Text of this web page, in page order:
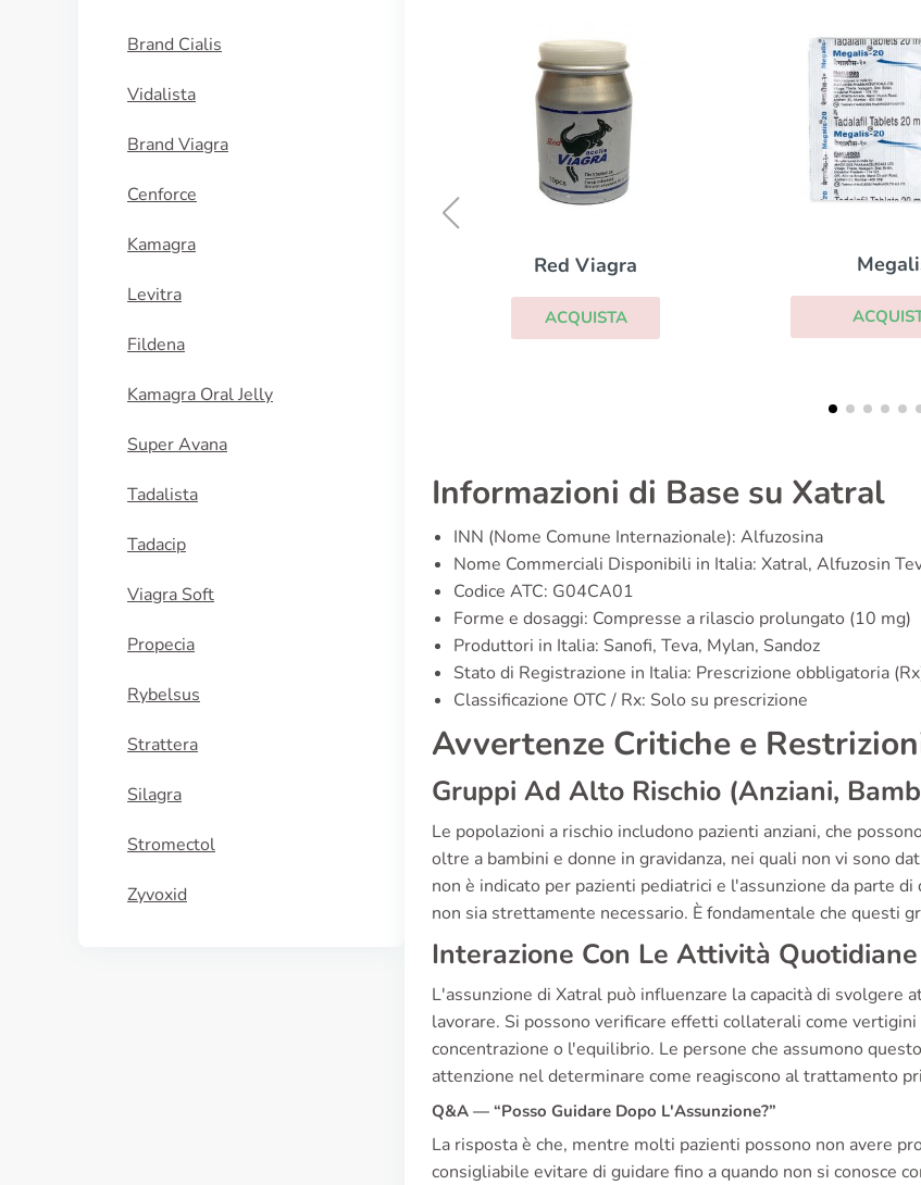
Brand Cialis
Vidalista
Brand Viagra
Cenforce
Kamagra
Levitra
Fildena
Kamagra Oral Jelly
Super Avana
Tadalista
Tadacip
Viagra Soft
Propecia
Rybelsus
Strattera
Silagra
Stromectol
Zyvoxid
Megalis
ACQUISTA
Cialis
Informazioni di Base su Xatral
INN (Nome Comune Internazionale): Alfuzosina
Nome Commerciali Disponibili in Italia: Xatral, Alfuzosin
Codice ATC: G04CA01
Forme e dosaggi: Compresse a rilascio prolungato (10 mg)
Produttori in Italia: Sanofi, Teva, Mylan, Sandoz
Stato di Registrazione in Italia: Prescrizione obbligatoria
Classificazione OTC / Rx: Solo su prescrizione
Avvertenze Critiche e
Gruppi Ad Alto Rischio (Anziani,
Le popolazioni a rischio includono pazienti anziani, che
oltre a bambini e donne in gravidanza, nei quali non vi sono
non è indicato per pazienti pediatrici e l'assunzione da parte
non sia strettamente necessario. È fondamentale che questi
Interazione Con Le Attività
L'assunzione di Xatral può influenzare la capacità di svolgere
lavorare. Si possono verificare effetti collaterali come
concentrazione o l'equilibrio. Le persone che assumono
attenzione nel determinare come reagiscono al trattamento
Q&A — “Posso Guidare Dopo L'Assunzione?”
La risposta è che, mentre molti pazienti possono non avere
consigliabile evitare di guidare fino a quando non si conosce